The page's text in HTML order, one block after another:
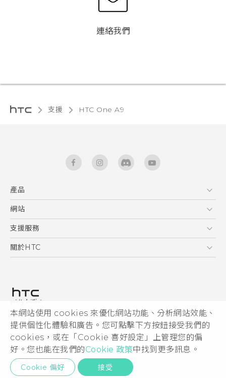
本網站使用 cookies 來優化網站功能、分析網站效能、
提供個性化體驗和廣告。您可點擊下方按鈕接受我們的
cookies，或在「Cookie 喜好設定」上管理您的偏
好。您也能在我們的Cookie 政策中找到更多訊息。
Cookie 偏好 接受
連絡我們
支援 HTC One A9‎
產品
5G
智能手機
區塊鍊手機
網站
HTC Dev
HTC Research
支援服務
服務中心
關於HTC
私隱政策
產品安全
加入HTC
Security and Privacy Whitepaper
© 2011-2026 HTC Corporation
HTC 法律文件
隱私聯絡:Global-Privacy@htc.com